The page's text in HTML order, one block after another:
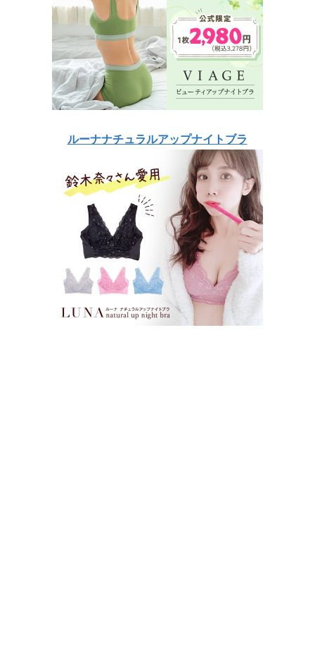
ルーナナチュラルアップナイトブラ